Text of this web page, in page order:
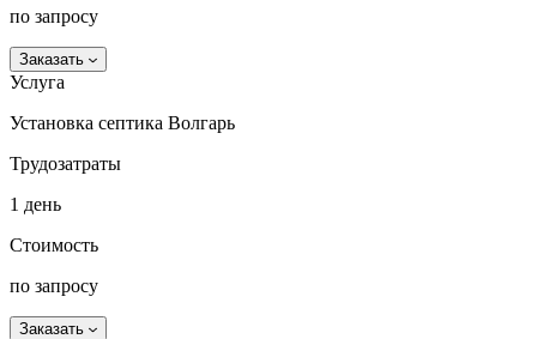
по запросу
Заказать
Услуга
Установка септика Волгарь
Трудозатраты
1 день
Стоимость
по запросу
Заказать